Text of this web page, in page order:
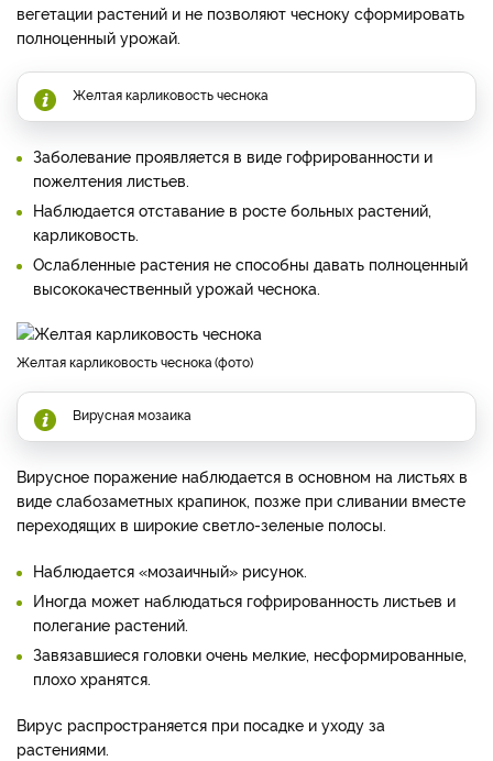
вегетации растений и не позволяют чесноку сформировать
полноценный урожай.
Желтая карликовость чеснока
Заболевание проявляется в виде гофрированности и
пожелтения листьев.
Наблюдается отставание в росте больных растений,
карликовость.
Ослабленные растения не способны давать полноценный
высококачественный урожай чеснока.
Желтая карликовость чеснока фото
Вирусная мозаика
Вирусное поражение наблюдается в основном на листьях в
виде слабозаметных крапинок, позже при сливании вместе
переходящих в широкие светло-зеленые полосы.
Наблюдается «мозаичный» рисунок.
Иногда может наблюдаться гофрированность листьев и
полегание растений.
Завязавшиеся головки очень мелкие, несформированные,
плохо хранятся.
Вирус распространяется при посадке и уходу за
растениями.